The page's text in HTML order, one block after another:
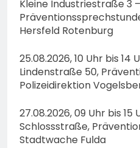
Kleine Industriestraße 3 –
Hersfeld Rotenburg
25.08.2026, 10 Uhr bis 14
Lindenstraße 50,
Polizeidirektion
27.08.2026, 09 Uhr bis 15
Schlossstraße,
Stadtwache Fulda